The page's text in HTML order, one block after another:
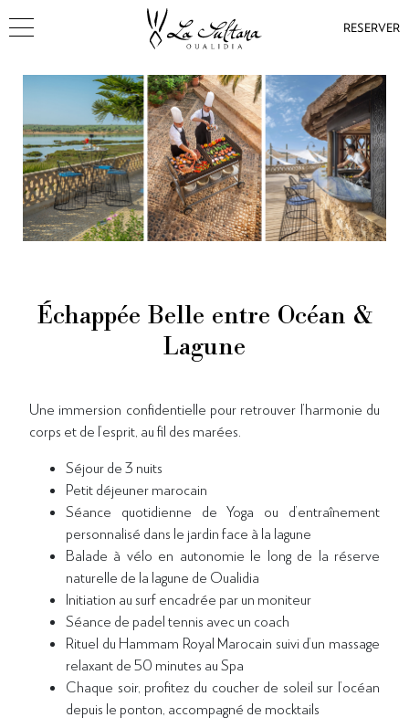
RESERVER
Échappée Belle entre Océan &
Lagune
Une immersion confidentielle pour retrouver l’harmonie du
corps et de l’esprit, au fil des marées.
Séjour de 3 nuits
Petit déjeuner marocain
Séance quotidienne de Yoga ou d’entraînement
personnalisé dans le jardin face à la lagune
Balade à vélo en autonomie le long de la réserve
naturelle de la lagune de Oualidia
Initiation au surf encadrée par un moniteur
Séance de padel tennis avec un coach
Rituel du Hammam Royal Marocain suivi d’un massage
relaxant de 50 minutes au Spa
Chaque soir, profitez du coucher de soleil sur l’océan
depuis le ponton, accompagné de mocktails